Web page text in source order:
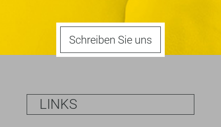
Schreiben Sie uns
LINKS